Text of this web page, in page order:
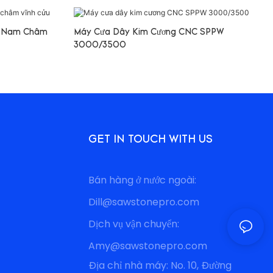
Châm
Máy Cưa Dây Kim Cương CNC SPPW
3000/3500
GET IN TOUCH WITH US
Bán hàng ở nước ngoài:
Dill@sawstonepro.com
Dịch vụ vận chuyển:
Amy@sawstonepro.com
Địa chỉ nhà máy: No. 10, Đường